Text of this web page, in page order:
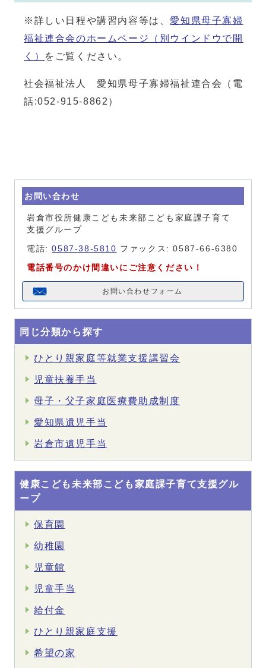
※詳しい日程や講習内容等は、愛知県母子寡婦
福祉連合会のホームページ
（別ウインドウで開
く）
をご覧ください。
社会福祉法人 愛知県母子寡婦福祉連合会（電
話:052-915-8862）
お問い合わせ
岩倉市役所健康こども未来部こども家庭課子育て
支援グループ
電話:0587-38-5810 ファックス: 0587-66-6380
電話番号のかけ間違いにご注意ください！
お問い合わせフォーム
同じ分類から探す
ひとり親家庭等就業支援講習会
児童扶養手当
母子・父子家庭医療費助成制度
愛知県遺児手当
岩倉市遺児手当
健康こども未来部こども家庭課子育て支援グル
ープ
保育園
幼稚園
児童館
児童手当
給付金
ひとり親家庭支援
希望の家